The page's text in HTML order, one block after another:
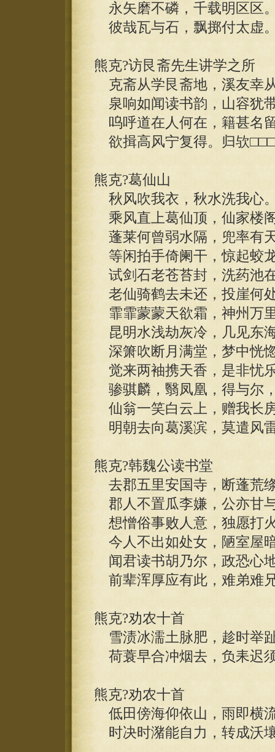
永矢磨不磷，千载明区区
彼哉瓦与石，飘掷付太虚
熊克?访艮斋先生讲学之所
克斋从学艮斋地，溪友幸
泉响如闻读书韵，山容犹
呜呼道在人何在，籍甚名
欲揖高风宁复得。归欤
熊克?葛仙山
秋风吹我衣，秋水洗我心
乘风直上葛仙顶，仙家楼
蓬莱何曾弱水隔，兜率有
等闲拍手倚阑干，惊起蛟
试剑石老苍苔封，洗药池
老仙骑鹤去未还，投崖何
霏霏蒙蒙天欲霜，神州万
昆明水浅劫灰冷，几见东
深箫吹断月满堂，梦中恍
觉来两袖携天香，是非忧
骖骐麟，翳凤凰，得与尔
仙翁一笑白云上，赠我长
明朝去向葛溪滨，莫遣风
熊克?韩魏公读书堂
去郡五里安国寺，断蓬荒
郡人不置瓜李嫌，公亦甘
想憎俗事败人意，独愿打
今人不出如处女，陋室屋
闻君读书胡乃尔，政恐心
前辈浑厚应有此，难弟难
熊克?劝农十首
雪渍冰濡土脉肥，趁时举
荷蓑早合冲烟去，负耒迟
熊克?劝农十首
低田傍海仰依山，雨即横
时决时潴能自力，转成沃